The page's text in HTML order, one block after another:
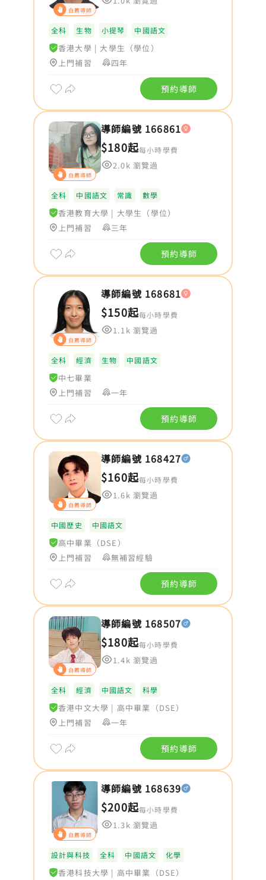
自薦導師
全科 生物 小提琴 中國語文
香港大學 | 大學生（學位）
上門補習
四年
預約導師
自薦導師
導師編號 166861
$180起每小時學費
2.0k 瀏覽過
全科 中國語文 常識 數學
香港教育大學 | 大學生（學位）
上門補習
三年
預約導師
自薦導師
導師編號 168681
$150起每小時學費
1.1k 瀏覽過
全科 經濟 生物 中國語文
中七畢業
上門補習
一年
預約導師
自薦導師
導師編號 168427
$160起每小時學費
1.6k 瀏覽過
中國歷史 中國語文
高中畢業（DSE）
上門補習
無補習經驗
預約導師
自薦導師
導師編號 168507
$180起每小時學費
1.4k 瀏覽過
全科 經濟 中國語文 科學
香港中文大學 | 高中畢業（DSE）
上門補習
一年
預約導師
自薦導師
導師編號 168639
$200起每小時學費
1.3k 瀏覽過
設計與科技 全科 中國語文 化學
香港科技大學 | 高中畢業（DSE）